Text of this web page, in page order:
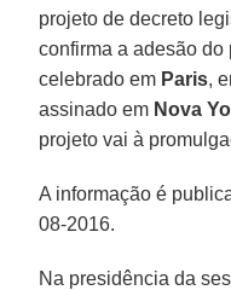
projeto de decreto
confirma a adesão
celebrado em Paris,
assinado em Nova
projeto vai à
A informação é
08-2016.
Na presidência da